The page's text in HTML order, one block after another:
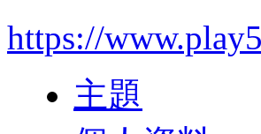
https://
主題